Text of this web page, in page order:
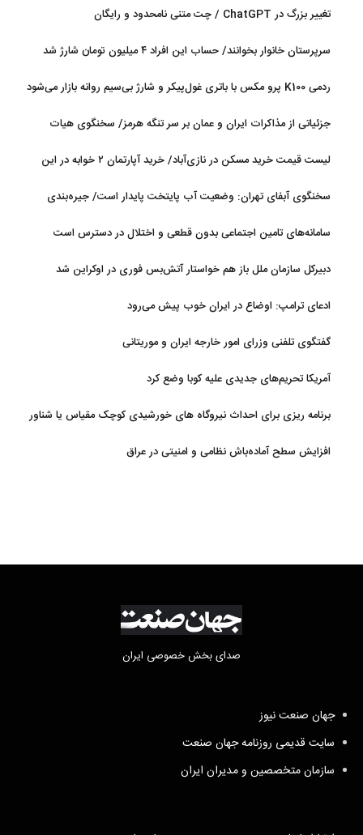
تغییر بزرگ در ChatGPT / چت متنی نامحدود و رایگان
سرپرستان خانوار بخوانند/ حساب این افراد ۴ میلیون تومان شارژ شد
ردمی K100 پرو مکس با باتری غول‌پیکر و شارژ بی‌سیم روانه بازار می‌شود
جزئیاتی از مذاکرات ایران و عمان بر سر تنگه هرمز/ سخنگوی هیات
رئیسه مجلس: بیانیه‌ای شامل تصحیح مسیر تردد دریایی در تنگه، در
لیست قیمت خرید مسکن در نازی‌آباد/ خرید آپارتمان ۲ خوابه در این
منطقه چقدر سرمایه نیاز دارد؟ + جدول مردادماه ۱۴۰۵
سخنگوی آبفای تهران: وضعیت آب پایتخت پایدار است/ جیره‌بندی
سامانه‌های تامین اجتماعی بدون قطعی و اختلال در دسترس است
دبیرکل سازمان ملل باز هم خواستار آتش‌بس فوری در اوکراین شد
ادعای ترامپ: اوضاع در ایران خوب پیش می‌رود
گفتگوی تلفنی وزرای امور خارجه ایران و موریتانی
آمریکا تحریم‌های جدیدی علیه کوبا وضع کرد
برنامه ریزی برای احداث نیروگاه های خورشیدی کوچک مقیاس یا شناور
روی آب در مازندران
افزایش سطح آماده‌باش نظامی و امنیتی در عراق
صدای بخش خصوصی ایران
جهان صنعت نیوز
سایت قدیمی روزنامه جهان صنعت
سازمان متخصصین و مدیران ایران